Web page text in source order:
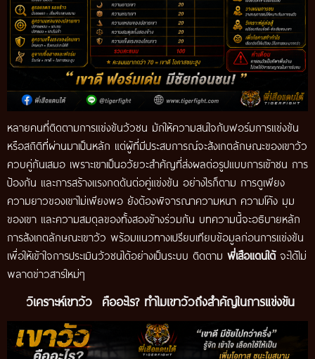
หลายคนที่ติดตามการแข่งขันวัวชน มักให้ความสนใจกับฟอร์มการแข่งขัน
หรือสถิติที่ผ่านมาเป็นหลัก แต่ผู้ที่มีประสบการณ์จะสังเกตลักษณะของเขาวัว
ควบคู่กันเสมอ เพราะเขาเป็นอวัยวะสำคัญที่ส่งผลต่อรูปแบบการเข้าชน การ
ป้องกัน และการสร้างแรงกดดันต่อคู่แข่งขัน อย่างไรก็ตาม การดูเพียง
ความยาวของเขาไม่เพียงพอ ยังต้องพิจารณาความหนา ความโค้ง มุม
ของเขา และความสมดุลของทั้งสองข้างร่วมกัน บทความนี้จะอธิบายหลัก
การสังเกตลักษณะเขาวัว พร้อมแนวทางเปรียบเทียบข้อมูลก่อนการแข่งขัน
เพื่อให้เข้าใจการประเมินวัวชนได้อย่างเป็นระบบ ติดตาม พี่เสือแดนใต้จะได้ไม่
พลาดข่าวสารใหม่ๆ
วิเคราะห์เขาวัว คืออะไร? ทำไมเขาวัวถึงสำคัญในการแข่งขัน